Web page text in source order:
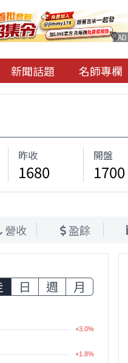
AD
新聞話題 名師專欄
昨收
1680
開盤
1700
營收 盈餘
日 週 月